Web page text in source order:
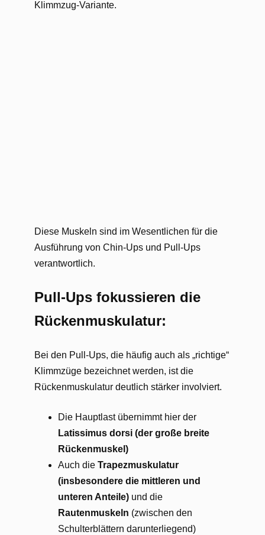
Klimmzug-Variante.
Diese Muskeln sind im Wesentlichen für die
Ausführung von Chin-Ups und Pull-Ups
verantwortlich.
Pull-Ups fokussieren die
Rückenmuskulatur:
Bei den Pull-Ups, die häufig auch als „richtige“
Klimmzüge bezeichnet werden, ist die
Rückenmuskulatur deutlich stärker involviert.
Die Hauptlast übernimmt hier der
Latissimus dorsi (der große breite
Rückenmuskel)
Auch die Trapezmuskulatur
(insbesondere die mittleren und
unteren Anteile) und die
Rautenmuskeln (zwischen den
Schulterblättern darunterliegend)